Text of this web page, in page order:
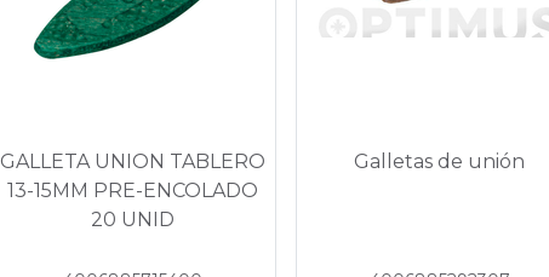
GALLETA UNION TABLERO
13-15MM PRE-ENCOLADO
20 UNID
Galletas de unión